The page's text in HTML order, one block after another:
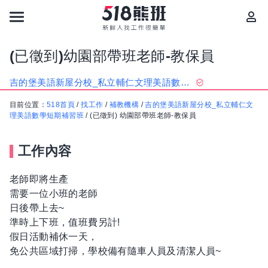
(已徵到)幼園部帶班老師-教保員
吉的堡美語新屋分校_私立輔仁文理美語數學短期補習班
目前位置： 518首頁 /找工作 / 補教機構 /吉的堡美語新屋分校_私立輔仁文
理美語數學短期補習班 /(已徵到) 幼園部帶班老師-教保員
工作內容
老師即將生產
需要一位小班的老師
日後帶上去~
準時上下班，值班費另計!
假日活動補休一天，
免公共區域打掃，學校備有隨車人員及清潔人員~